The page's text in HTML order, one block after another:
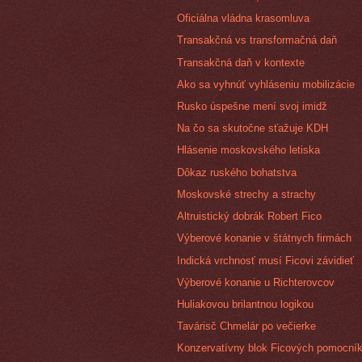
Oficiálna vládna krasomluva
Transakčná vs transformačná daň
Transakčná daň v kontexte
Ako sa vyhnúť vyhláseniu mobilizácie
Rusko úspešne mení svoj imidž
Na čo sa skutočne sťažuje KDH
Hlásenie moskovského letiska
Dôkaz ruského bohatstva
Moskovské strechy a strachy
Altruistický dobrák Robert Fico
Výberové konanie v štátnych firmách
Indická vrchnosť musí Ficovi závidieť
Výberové konanie u Richterovcov
Huliakovou brilantnou logikou
Tavárisč Chmelár po večierke
Konzervatívny blok Ficových